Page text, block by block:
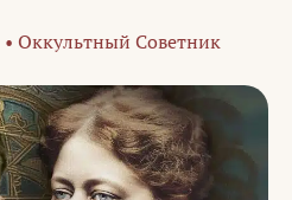
• Оккультный Советник